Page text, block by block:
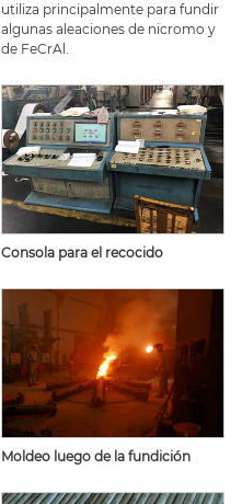
utiliza principalmente para fundir
algunas aleaciones de nicromo y
de FeCrAl.
Consola para el recocido
Moldeo luego de la fundición